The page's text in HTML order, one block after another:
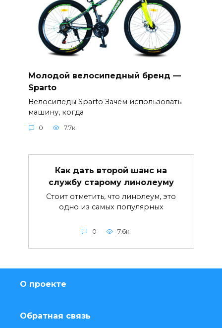
Молодой велосипедный бренд —
Sparto
Велосипеды Sparto Зачем использовать
машину, когда
0 7.7к.
Как дать второй шанс на
службу старому линолеуму
Стоит отметить, что линолеум, это
одно из самых популярных
0 7.6к.
О проекте
Обратная связь